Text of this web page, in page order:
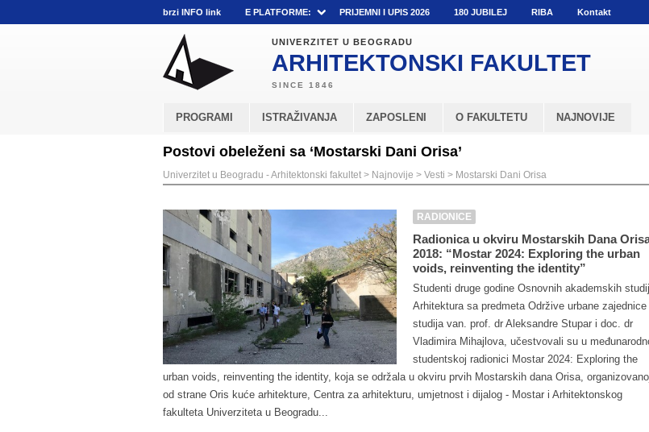
brzi INFO link E PLATFORME: PRIJEMNI I UPIS 2026 180 JUBILEJ RIBA Kontakt
UNIVERZITET U BEOGRADU
ARHITEKTONSKI FAKULTET
PROGRAMI ISTRAŽIVANJA ZAPOSLENI O FAKULTETU NAJNOVIJE
Postovi obeleženi sa ‘Mostarski Dani Orisa’
Univerzitet u Beogradu - Arhitektonski fakultet > Najnovije > Vesti > Mostarski Dani Orisa
RADIONICE
Radionica u okviru Mostarskih Dana
2018: “Mostar 2024: Exploring the urban
voids, reinventing the identity”
Studenti druge godine Osnovnih akademskih
Arhitektura sa predmeta Održive urbane zajednice
studija van. prof. dr Aleksandre Stupar i doc. dr
Vladimira Mihajlova, učestvovali su u
studentskoj radionici Mostar 2024: Exploring the
urban voids, reinventing the identity, koja se održala u okviru prvih Mostarskih dana Orisa,
od strane Oris kuće arhitekture, Centra za arhitekturu, umjetnost i dijalog - Mostar i Arhitektonskog
fakulteta Univerziteta u Beogradu...